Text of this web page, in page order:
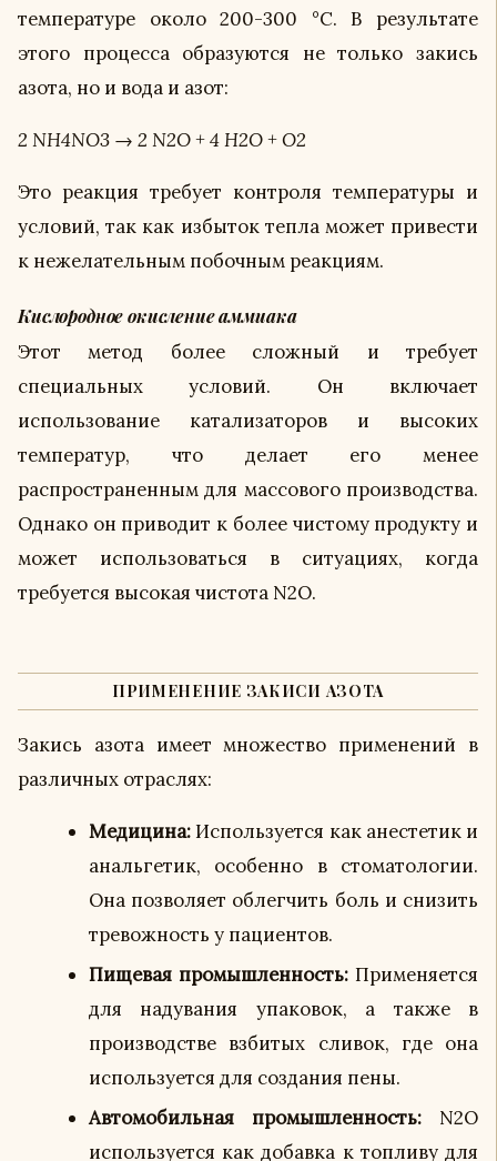
температуре около 200-300 °C. В результате
этого процесса образуются не только закись
азота, но и вода и азот:
2 NH4NO3 → 2 N2O + 4 H2O + O2
Это реакция требует контроля температуры и
условий, так как избыток тепла может привести
к нежелательным побочным реакциям.
Кислородное окисление аммиака
Этот метод более сложный и требует
специальных условий. Он включает
использование катализаторов и высоких
температур, что делает его менее
распространенным для массового производства.
Однако он приводит к более чистому продукту и
может использоваться в ситуациях, когда
требуется высокая чистота N2O.
ПРИМЕНЕНИЕ ЗАКИСИ АЗОТА
Закись азота имеет множество применений в
различных отраслях:
Медицина:Используется как анестетик и
анальгетик, особенно в стоматологии.
Она позволяет облегчить боль и снизить
тревожность у пациентов.
Пищевая промышленность: Применяется
для надувания упаковок, а также в
производстве взбитых сливок, где она
используется для создания пены.
Автомобильная промышленность: N2O
используется как добавка к топливу для